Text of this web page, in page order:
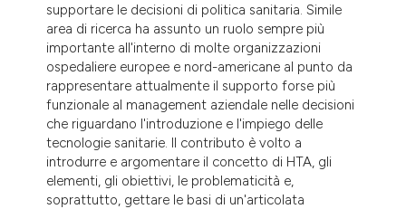
supportare le decisioni di politica sanitaria. Simile
area di ricerca ha assunto un ruolo sempre più
importante all'interno di molte organizzazioni
ospedaliere europee e nord-americane al punto da
rappresentare attualmente il supporto forse più
funzionale al management aziendale nelle decisioni
che riguardano l'introduzione e l'impiego delle
tecnologie sanitarie. Il contributo è volto a
introdurre e argomentare il concetto di HTA, gli
elementi, gli obiettivi, le problematicità e,
soprattutto, gettare le basi di un'articolata